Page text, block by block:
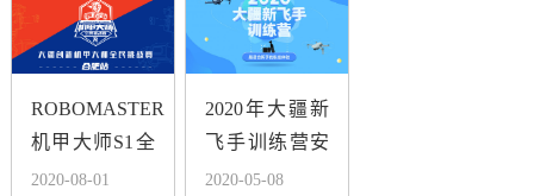
ROBOMASTER
机甲大师S1全
民挑战赛--合
2020-08-01
2020年大疆新
飞手训练营安
徽区报名开始
2020-05-08